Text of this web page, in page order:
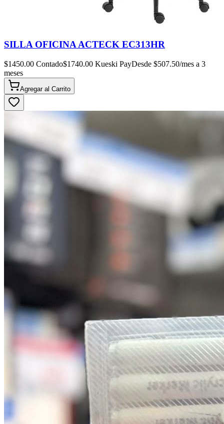
SILLA OFICINA ACTECK EC313HR
$1450.00 Contado$1740.00 Kueski PayDesde $507.50/mes a 3
meses
Agregar al Carrito